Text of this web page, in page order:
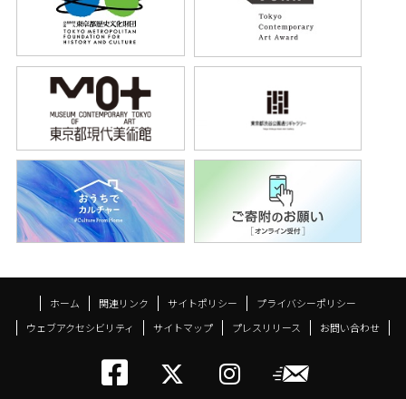
ホーム 関連リンク サイトポリシー
プライバシーポリシー
ウェブアクセシビリティ
サイトマップ プレスリリース お問い合わせ
トーキョーアーツ
メールニ